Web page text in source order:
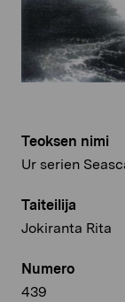
Teoksen nimi
Ur serien
Taiteilija
Jokiranta Rita
Numero
439